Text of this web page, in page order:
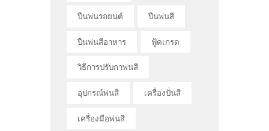
ปืนพ่นรถยนต์ ปืนพ่นสี
ปืนพ่นสีอาหาร ฟู้ดเกรด
วิธีการปรับกาพ่นสี
อุปกรณ์พ่นสี เครื่องปั่นสี
เครื่องมือพ่นสี